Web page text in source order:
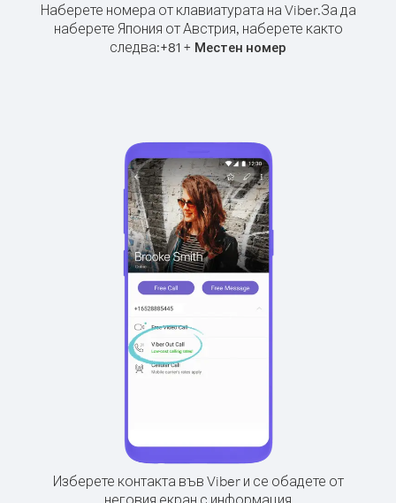
Наберете номера от клавиатурата на Viber.За да
наберете Япония от Австрия, наберете както
следва:+81 + Местен номер
Изберете контакта във Viber и се обадете от
неговия екран с информация